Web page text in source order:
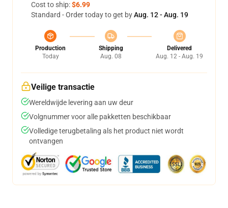
Cost to ship:$6.99
Standard - Order today to get byAug. 12 - Aug. 19
Production
Today
Shipping
Aug. 08
Delivered
Aug. 12 - Aug. 19
Veilige transactie
Wereldwijde levering aan uw deur
Volgnummer voor alle pakketten beschikbaar
Volledige terugbetaling als het product niet wordt
ontvangen